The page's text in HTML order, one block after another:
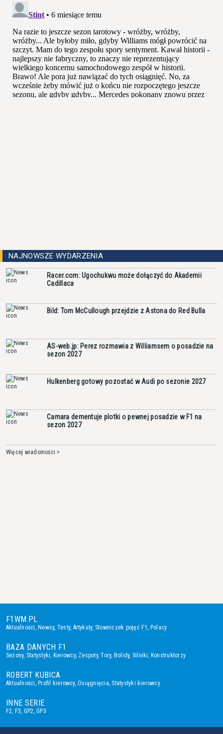
NAJNOWSZE WYDARZENIA
Racer.com: Ugochukwu może dołączyć do Akademii
Cadillaca
Bild: Tom McCullough przejdzie z Astona do Red Bulla
AS-web.jp: Perez rozmawia z Williamsem o posadzie na
sezon 2027
Hulkenberg gotowy pozostać w Audi po sezonie 2027
Camara dementuje plotki o pewnej posadzie w F1 na
sezon 2027
Więcej wiadomości >
F1WM.PL
Aktualności, Newsy, Testy, Artykuły, Słowniczek pojęć F1, Polacy
BAZA DANYCH F1
Sezony, Statystyki, Kierowcy, Zespoły,Tory, Bolidy, Silniki, Konstruktorzy
ROBERT KUBICA
Aktualności, Profil kierowcy,Osiągnięcia, Statystyki kierowcy
INNE SERIE
F2, F3, GP2,GP3